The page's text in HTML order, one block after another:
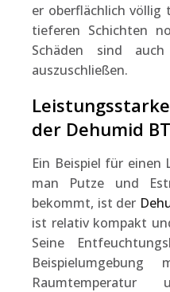
er oberflächlich
tieferen Schichten
Schäden sind
auszuschließen.
der Dehumid BT
Ein Beispiel für
man Putze und
bekommt, ist der
ist relativ kompakt
Seine